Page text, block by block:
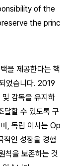
of the
the princ
을 제공한다는 핵
었습니다. 2019
감독을 유지하
달할 수 있도록 구
, 독립 이사는 Op
적인 성장을 경험
칙을 보존하는 것